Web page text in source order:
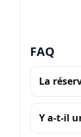
FAQ
La
Y a-t-il